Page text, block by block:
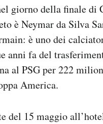
giorno della finale di
è Neymar da Silva
è uno dei
anni fa del
al PSG per 222
America.
del 15 maggio